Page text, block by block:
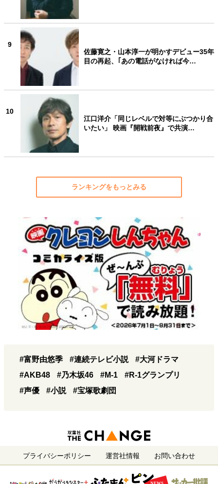
9
佐藤寛之・山本淳一が明かすデビュー35年
目の再起、｢あの電話がなければ今…
10
江口洋介「同じレベルで対等にぶつかり合
いたい」 映画『開戦前夜』で共演…
ランキングをもっとみる
#富野由悠季 #連続テレビ小説
#大河ドラマ
#AKB48
#乃木坂46 #M-1
#R-1グランプリ
#声優
#小説 #宝塚歌劇団
プライバシーポリシー 運営社情報 お問い合わせ